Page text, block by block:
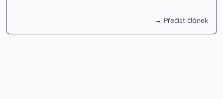
→ Přečíst článek